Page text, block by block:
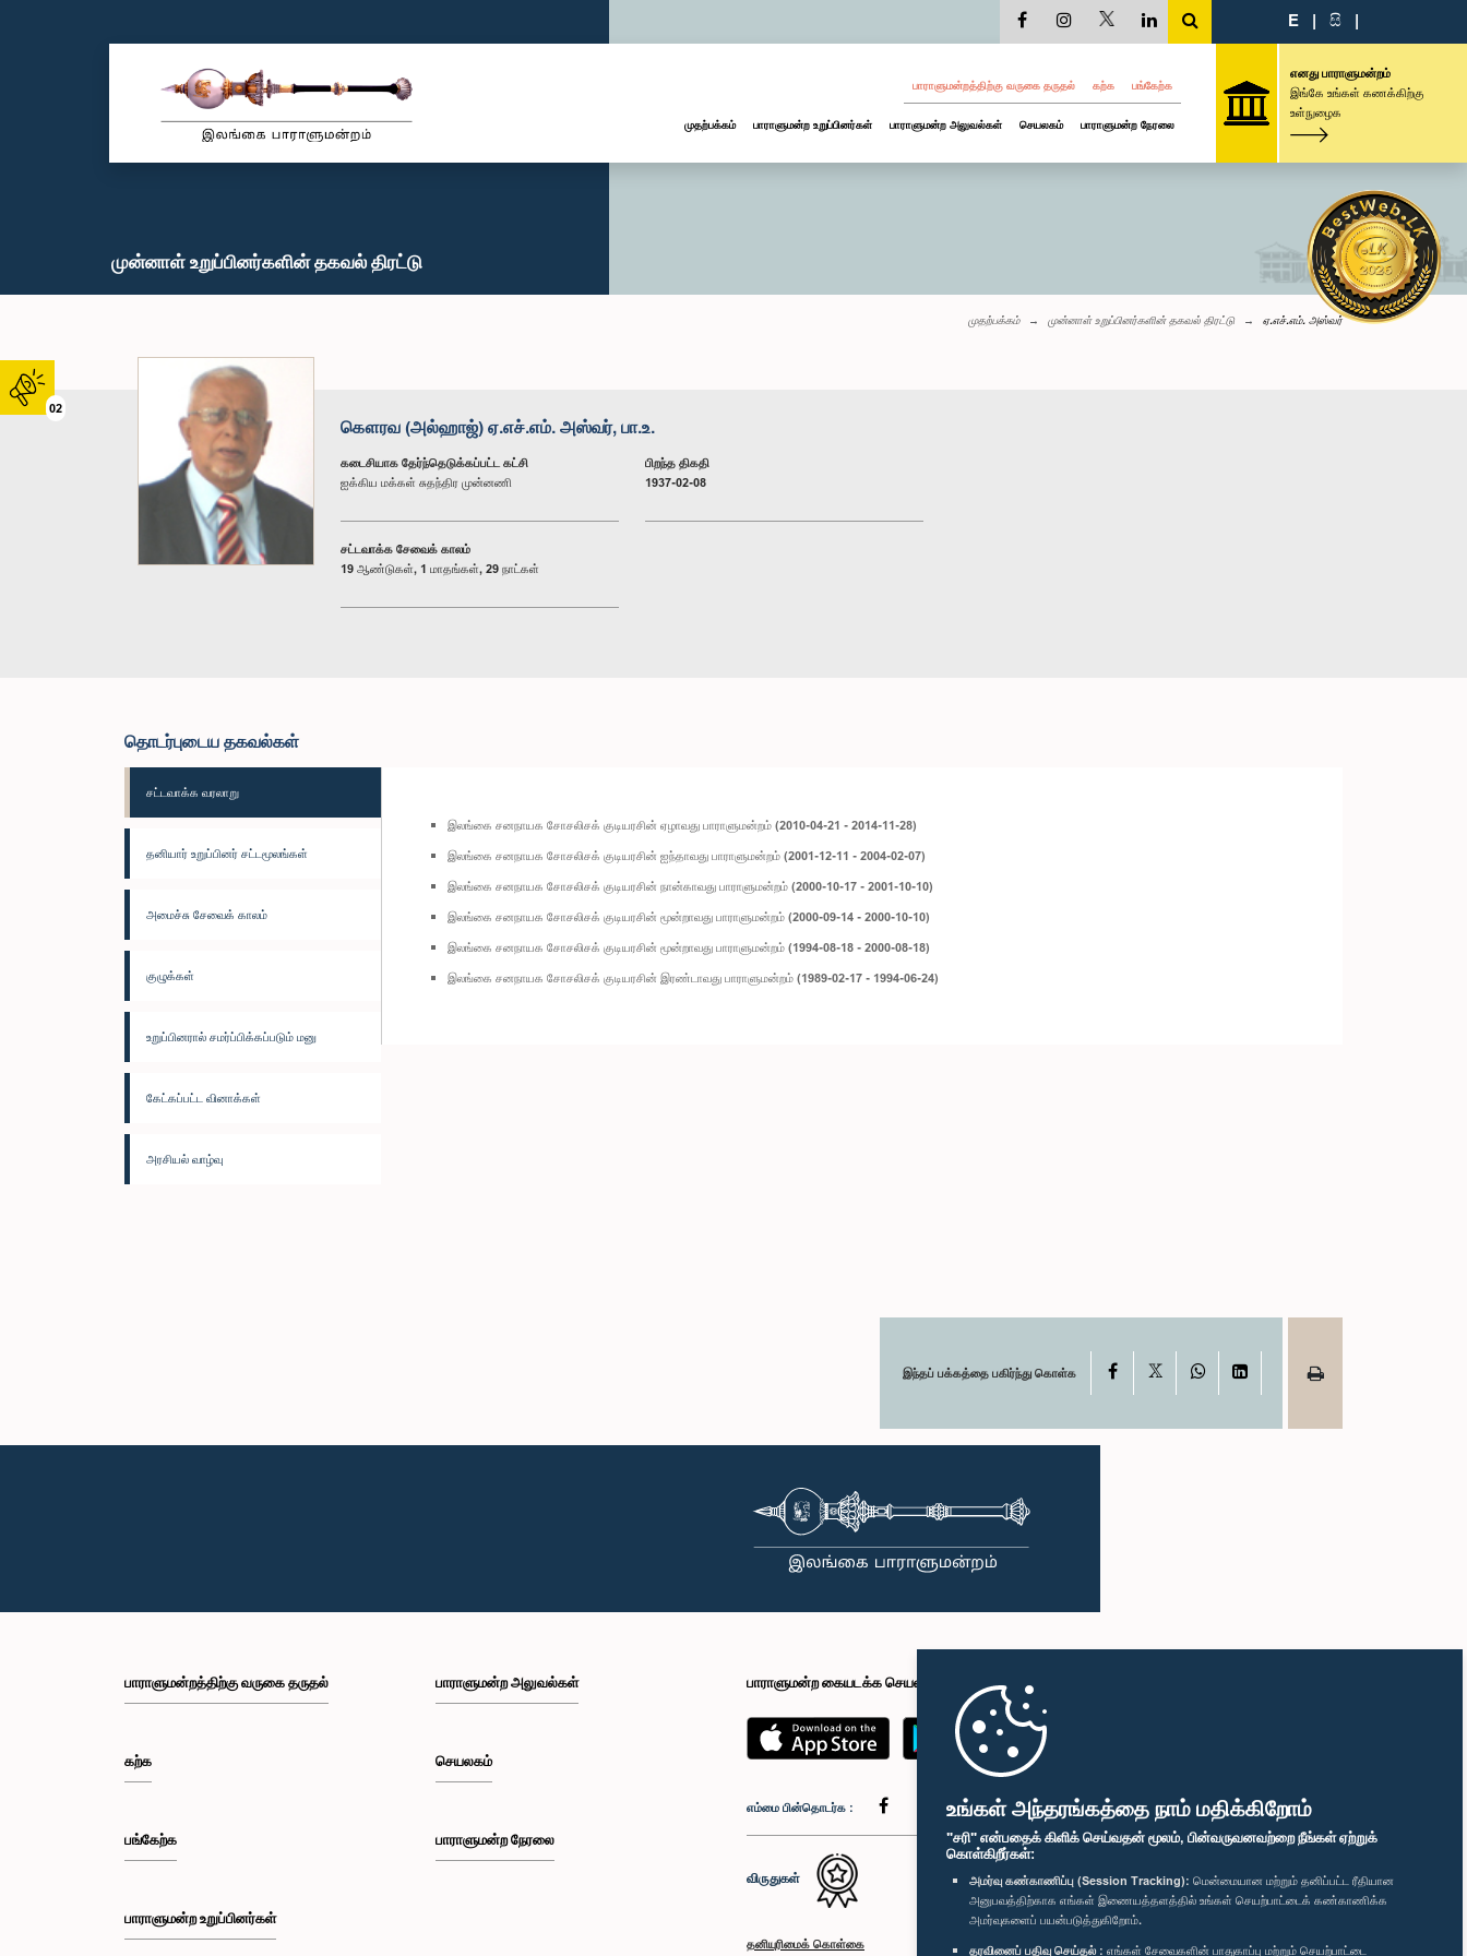
உங்கள் அந்தரங்கத்தை நாம் மதிக்கிறோம்
"சரி" என்பதைக் கிளிக் செய்வதன் மூலம், பின்வருவனவற்றை நீங்கள் ஏற்றுக்
கொள்கிறீர்கள்:
அமர்வு கண்காணிப்பு (Session Tracking): மென்மையான மற்றும் தனிப்பட்ட ரீதியான
அனுபவத்திற்காக எங்கள் இணையத்தளத்தில் உங்கள் செயற்பாட்டைக் கண்காணிக்க
அமர்வுகளைப் பயன்படுத்துகிறோம்.
தரவினைப் பதிவு செய்தல் : எங்கள் சேவைகளின் பாதுகாப்பு மற்றும் செயற்பாட்டை
02
E | සි |
பாராளுமன்றத்திற்கு வருகை தருதல் கற்க பங்கேற்க
முதற்பக்கம் பாராளுமன்ற உறுப்பினர்கள் பாராளுமன்ற அலுவல்கள் செயலகம் பாராளுமன்ற நேரலை
எனது பாராளுமன்றம்
இங்கே உங்கள் கணக்கிற்கு
உள்நுழைக
முன்னாள் உறுப்பினர்களின் தகவல் திரட்டு
முதற்பக்கம் முன்னாள் உறுப்பினர்களின் தகவல் திரட்டு ஏ.எச்.எம். அஸ்வர்
கௌரவ (அல்ஹாஜ்) ஏ.எச்.எம். அஸ்வர், பா.உ.
கடைசியாக தேர்ந்தெடுக்கப்பட்ட கட்சி
ஐக்கிய மக்கள் சுதந்திர முன்னணி
பிறந்த திகதி
1937-02-08
சட்டவாக்க சேவைக் காலம்
19 ஆண்டுகள், 1 மாதங்கள், 29 நாட்கள்
தொடர்புடைய தகவல்கள்
சட்டவாக்க வரலாறு
தனியார் உறுப்பினர் சட்டமூலங்கள்
அமைச்சு சேவைக் காலம்
குழுக்கள்
உறுப்பினரால் சமர்ப்பிக்கப்படும் மனு
கேட்கப்பட்ட வினாக்கள்
அரசியல் வாழ்வு
இலங்கை சனநாயக சோசலிசக் குடியரசின் ஏழாவது பாராளுமன்றம் (2010-04-21 - 2014-11-28)
இலங்கை சனநாயக சோசலிசக் குடியரசின் ஐந்தாவது பாராளுமன்றம் (2001-12-11 - 2004-02-07)
இலங்கை சனநாயக சோசலிசக் குடியரசின் நான்காவது பாராளுமன்றம் (2000-10-17 - 2001-10-10)
இலங்கை சனநாயக சோசலிசக் குடியரசின் மூன்றாவது பாராளுமன்றம் (2000-09-14 - 2000-10-10)
இலங்கை சனநாயக சோசலிசக் குடியரசின் மூன்றாவது பாராளுமன்றம் (1994-08-18 - 2000-08-18)
இலங்கை சனநாயக சோசலிசக் குடியரசின் இரண்டாவது பாராளுமன்றம் (1989-02-17 - 1994-06-24)
இந்தப் பக்கத்தை பகிர்ந்து கொள்க Facebook WhatsAppLinkedIn
பாராளுமன்றத்திற்கு வருகை தருதல்
கற்க
பங்கேற்க
பாராளுமன்ற உறுப்பினர்கள்
பாராளுமன்ற அலுவல்கள்
செயலகம்
பாராளுமன்ற நேரலை
பாராளுமன்ற கையடக்க செயலி
எம்மை பின்தொடர்க :
விருதுகள்
தனியுரிமைக் கொள்கை